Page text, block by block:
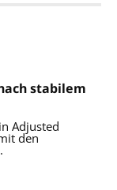
stabilem
Adjusted
den